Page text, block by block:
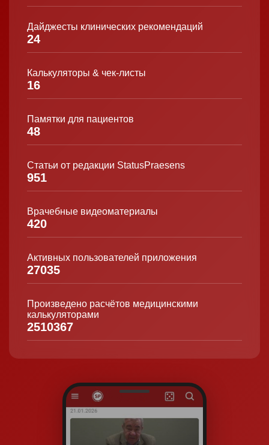
Дайджесты клинических рекомендаций
24
Калькуляторы & чек-листы
16
Памятки для пациентов
48
Статьи от редакции StatusPraesens
951
Врачебные видеоматериалы
420
Активных пользователей приложения
27035
Произведено расчётов медицинскими
калькуляторами
2510367